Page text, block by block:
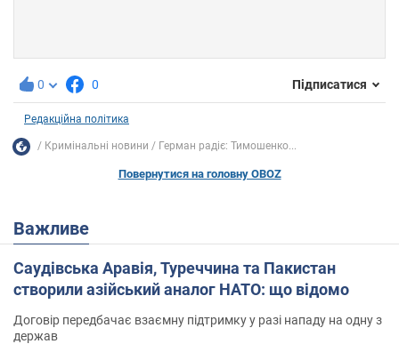
0 0 Підписатися
Редакційна політика
Кримінальні новини Герман радіє: Тимошенко...
Повернутися на головну OBOZ
Важливе
Саудівська Аравія, Туреччина та Пакистан
створили азійський аналог НАТО: що відомо
Договір передбачає взаємну підтримку у разі нападу на одну з
держав